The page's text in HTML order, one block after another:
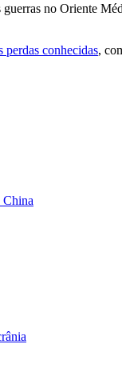
no Oriente
perdas conhecidas,
China